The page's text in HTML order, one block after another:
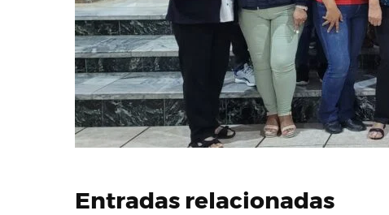
Entradas relacionadas